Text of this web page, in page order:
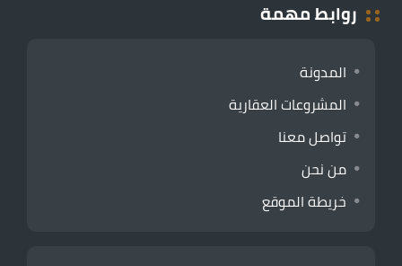
روابط مهمة
المدونة
المشروعات العقارية
تواصل معنا
من نحن
خريطة الموقع